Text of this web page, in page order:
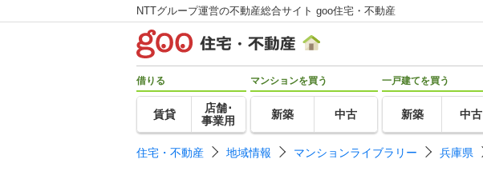
NTTグループ運営の不動産総合サイト goo住宅・不動産
借りる
賃貸
店舗･
事業用
マンションを買う
新築 中古
一戸建てを買う
新築 中古
住宅・不動産 地域情報 マンションライブラリー 兵庫県